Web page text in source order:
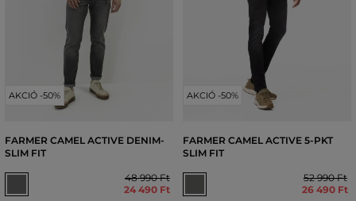
AKCIÓ -50%
FARMER CAMEL ACTIVE DENIM-
SLIM FIT
48 990 Ft
24 490 Ft
AKCIÓ -50%
FARMER CAMEL ACTIVE 5-PKT
SLIM FIT
52 990 Ft
26 490 Ft